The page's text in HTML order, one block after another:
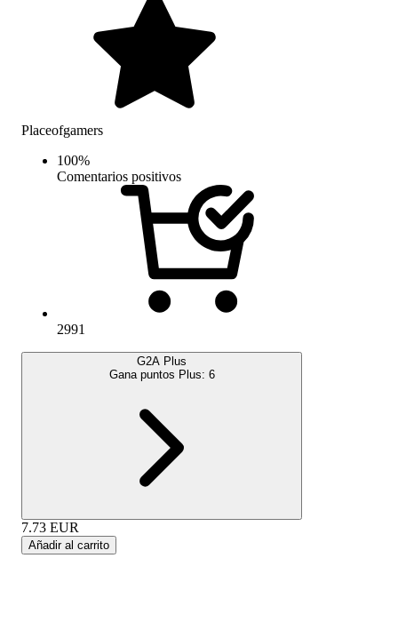
Placeofgamers
100%
Comentarios positivos
2991
G2A Plus
Gana puntos Plus: 6
7.73 EUR
Añadir al carrito